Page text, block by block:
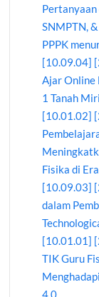
Pertanyaan
SNMPTN,
PPPK
[10.09.04]
Ajar Online
1 Tanah
[10.01.02]
Fisika di
[10.09.03]
dalam
[10.01.01]
TIK Guru
4.0